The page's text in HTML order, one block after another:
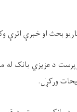
بحث او خبرې اترې
د عزیزي بانک له
ورکړل.